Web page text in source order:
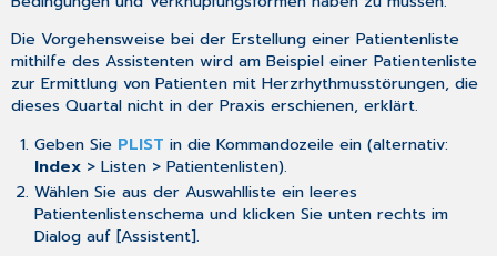
Die Vorgehensweise bei der Erstellung einer Patientenliste
mithilfe des Assistenten wird am Beispiel einer Patientenliste
zur Ermittlung von Patienten mit Herzrhythmusstörungen, die
dieses Quartal nicht in der Praxis erschienen, erklärt.
Geben Sie PLIST in die Kommandozeile ein (alternativ:
Index> Listen > Patientenlisten).
Wählen Sie aus der Auswahlliste ein leeres
Patientenlistenschema und klicken Sie unten rechts im
Dialog auf [Assistent].